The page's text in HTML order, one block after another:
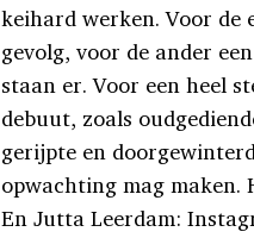
keihard werken. Voor de
gevolg, voor de ander
staan er. Voor een heel
debuut, zoals
gerijpte en
opwachting mag maken.
En Jutta Leerdam: